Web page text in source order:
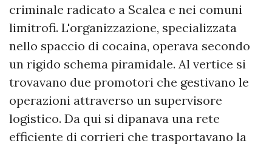
criminale radicato a Scalea e nei comuni
limitrofi. L'organizzazione, specializzata
nello spaccio di cocaina, operava secondo
un rigido schema piramidale. Al vertice si
trovavano due promotori che gestivano le
operazioni attraverso un supervisore
logistico. Da qui si dipanava una rete
efficiente di corrieri che trasportavano la